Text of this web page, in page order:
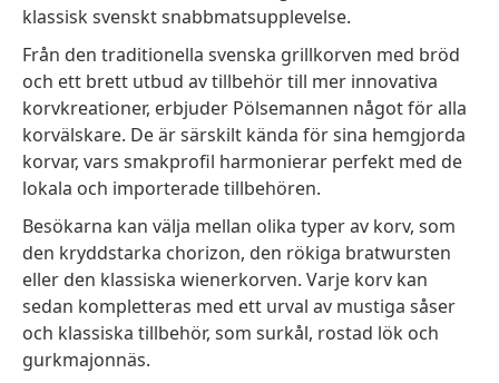
klassisk svenskt snabbmatsupplevelse.
Från den traditionella svenska grillkorven med bröd
och ett brett utbud av tillbehör till mer innovativa
korvkreationer, erbjuder Pölsemannen något för alla
korvälskare. De är särskilt kända för sina hemgjorda
korvar, vars smakprofil harmonierar perfekt med de
lokala och importerade tillbehören.
Besökarna kan välja mellan olika typer av korv, som
den kryddstarka chorizon, den rökiga bratwursten
eller den klassiska wienerkorven. Varje korv kan
sedan kompletteras med ett urval av mustiga såser
och klassiska tillbehör, som surkål, rostad lök och
gurkmajonnäs.